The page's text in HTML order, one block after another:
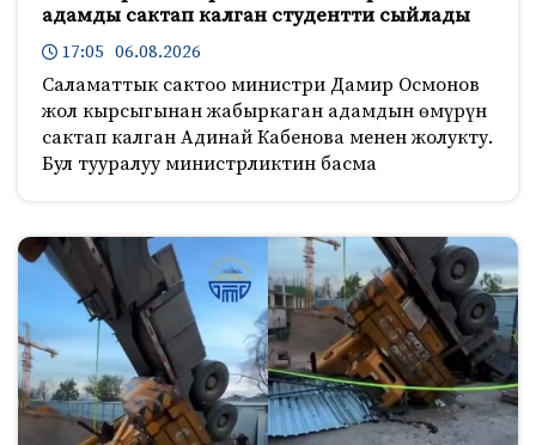
адамды сактап калган студентти сыйлады
17:05 06.08.2026
Саламаттык сактоо министри Дамир Осмонов
жол кырсыгынан жабыркаган адамдын өмүрүн
сактап калган Адинай Кабенова менен жолукту.
Бул тууралуу министрликтин басма